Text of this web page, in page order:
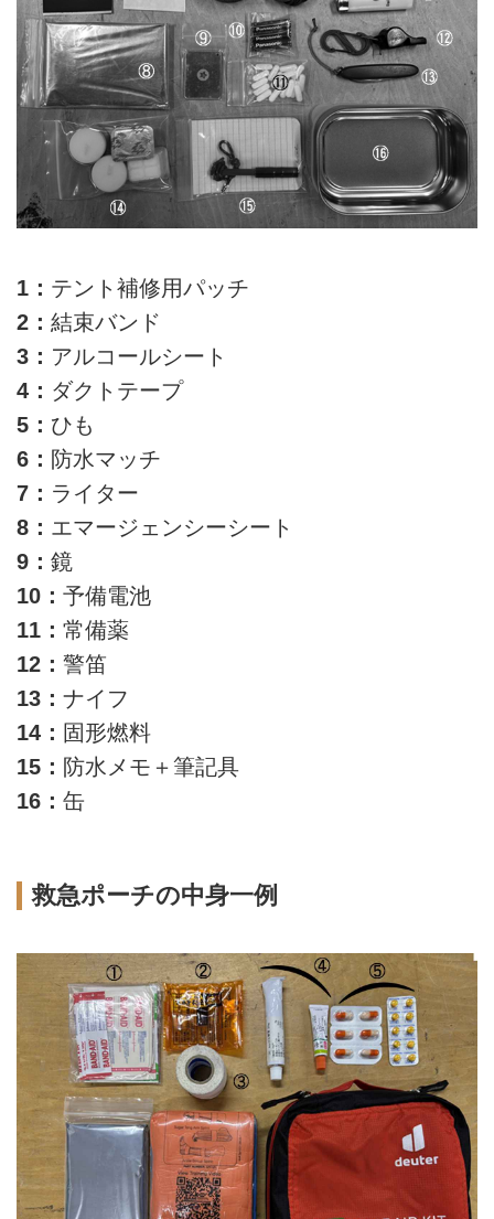
1： テント補修用パッチ
2： 結束バンド
3： アルコールシート
4： ダクトテープ
5： ひも
6： 防水マッチ
7： ライター
8： エマージェンシーシート
9： 鏡
10： 予備電池
11： 常備薬
12： 警笛
13： ナイフ
14： 固形燃料
15： 防水メモ＋筆記具
16： 缶
救急ポーチの中身一例